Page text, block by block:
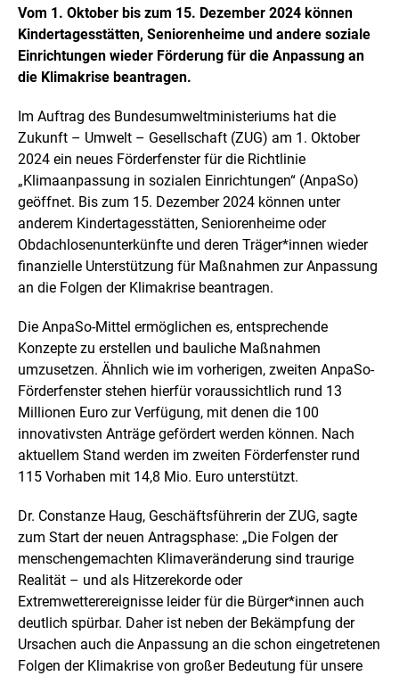
f
f
n
e
t
i
l
d
i
n
e
i
n
e
r
v
e
g
r
ö
ß
e
r
t
e
n
D
r
s
t
e
l
l
u
n
g
i
o
n
f
Vom 1. Oktober bis zum 15. Dezember 2024 können
Kindertagesstätten, Seniorenheime und andere soziale
Einrichtungen wieder Förderung für die Anpassung an
die Klimakrise beantragen.
Im Auftrag des Bundesumweltministeriums hat die
Zukunft – Umwelt – Gesellschaft (ZUG) am 1. Oktober
2024 ein neues Förderfenster für die Richtlinie
„Klimaanpassung in sozialen Einrichtungen“ (AnpaSo)
geöffnet. Bis zum 15. Dezember 2024 können unter
anderem Kindertagesstätten, Seniorenheime oder
Obdachlosenunterkünfte und deren Träger*innen wieder
finanzielle Unterstützung für Maßnahmen zur Anpassung
an die Folgen der Klimakrise beantragen.
Die AnpaSo-Mittel ermöglichen es, entsprechende
Konzepte zu erstellen und bauliche Maßnahmen
umzusetzen. Ähnlich wie im vorherigen, zweiten AnpaSo-
Förderfenster stehen hierfür voraussichtlich rund 13
Millionen Euro zur Verfügung, mit denen die 100
innovativsten Anträge gefördert werden können. Nach
aktuellem Stand werden im zweiten Förderfenster rund
115 Vorhaben mit 14,8 Mio. Euro unterstützt.
Dr. Constanze Haug, Geschäftsführerin der ZUG, sagte
zum Start der neuen Antragsphase: „Die Folgen der
menschengemachten Klimaveränderung sind traurige
Realität – und als Hitzerekorde oder
Extremwetterereignisse leider für die Bürger*innen auch
deutlich spürbar. Daher ist neben der Bekämpfung der
Ursachen auch die Anpassung an die schon eingetretenen
Folgen der Klimakrise von großer Bedeutung für unsere